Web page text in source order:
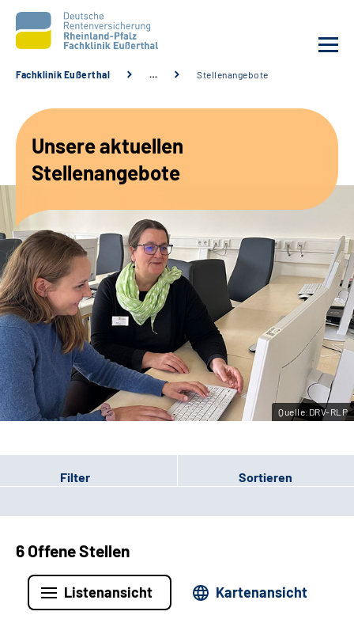
Unsere Angebote
Karriere
Beratungsstellen &
Zuweisende
Suche
Leichte Sprache
Gebärdensprache
Fachklinik Eußerthal … Stellenangebote
Unsere aktuellen
Stellenangebote
Quelle:DRV-RLP
Filter Sortieren
6 Offene Stellen
Listenansicht Kartenansicht